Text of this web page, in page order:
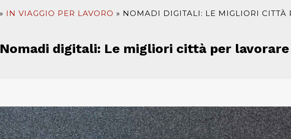
IN VIAGGIO PER LAVORO NOMADI DIGITALI: LE MIGLIORI CITTÀ
Nomadi digitali: Le migliori città per